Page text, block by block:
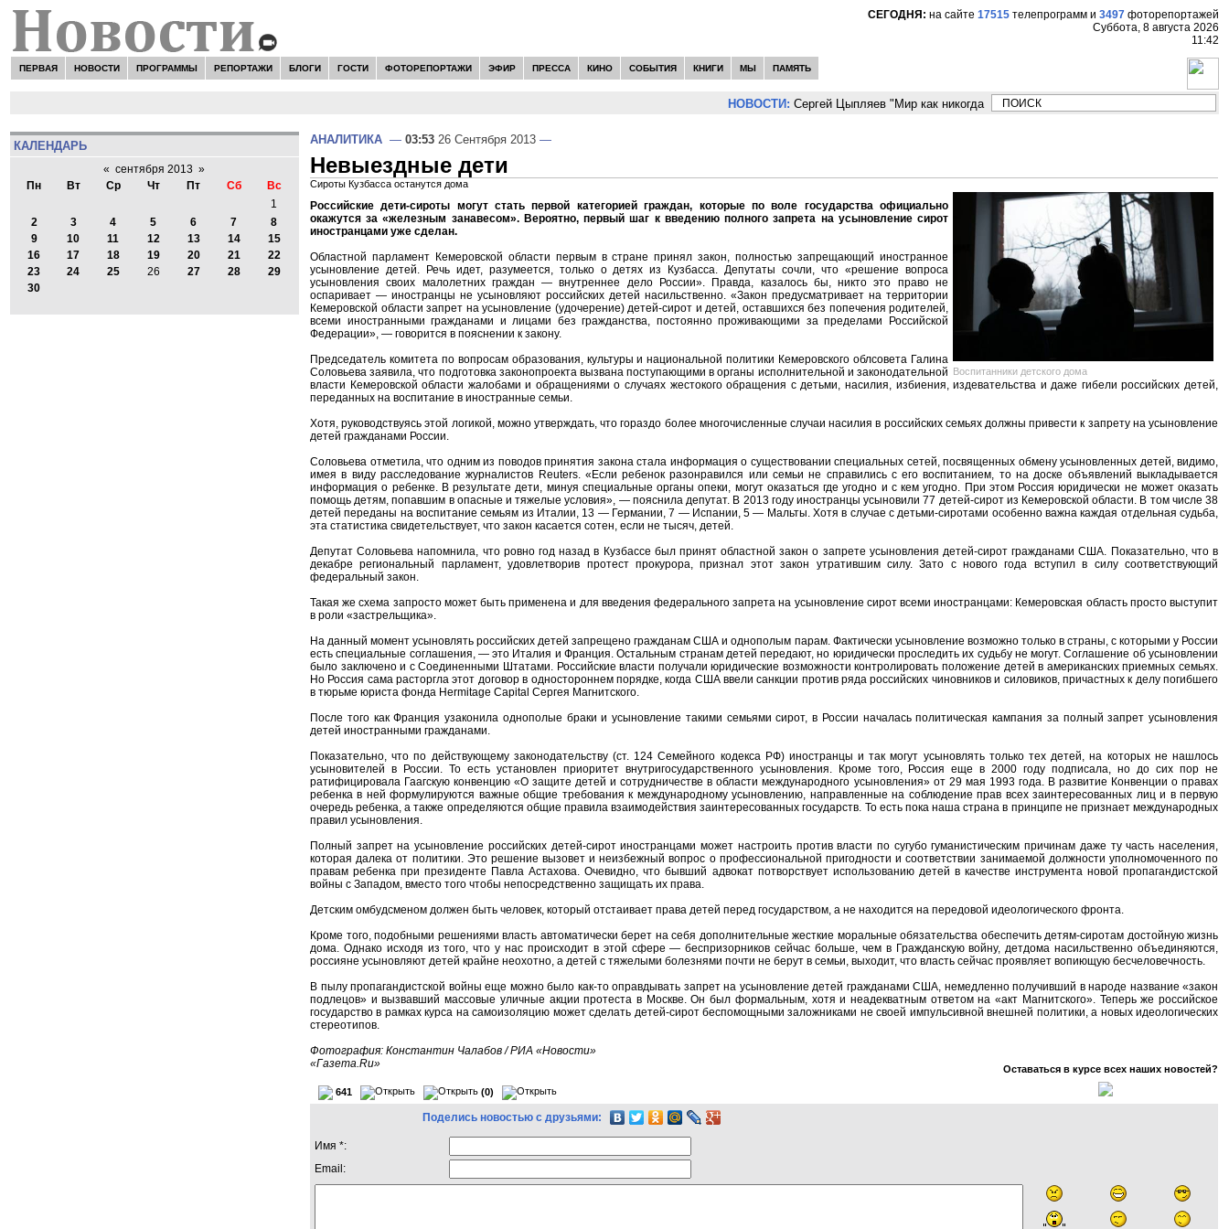
СЕГОДНЯ: на сайте 17515 телепрограмм и 3497 фоторепортажей
Суббота, 8 августа 2026
11:42
ПЕРВАЯ НОВОСТИ ПРОГРАММЫ РЕПОРТАЖИ БЛОГИ ГОСТИ ФОТОРЕПОРТАЖИ ЭФИР ПРЕССА КИНО СОБЫТИЯ КНИГИ МЫ ПАМЯТЬ
НОВОСТИ: Сергей Цыпляев "Мир как никогда близко стоит к угрозе третьей мировой
КАЛЕНДАРЬ
« сентября 2013 »
Пн
Вт Ср Чт Пт Сб
Вс
1
2
3 4 5 6 7
8
9
10 11 12 13 14
15
16
17 18 19 20 21
22
23
24 25 26 27 28
29
30
АНАЛИТИКА — 03:53 26 Сентября 2013 —
Невыездные дети
Сироты Кузбасса останутся дома
Воспитанники детского дома
Российские дети-сироты могут стать первой категорией граждан, которые по воле государства официально
окажутся за «железным занавесом». Вероятно, первый шаг к введению полного запрета на усыновление сирот
иностранцами уже сделан.
Областной парламент Кемеровской области первым в стране принял закон, полностью запрещающий иностранное
усыновление детей. Речь идет, разумеется, только о детях из Кузбасса. Депутаты сочли, что «решение вопроса
усыновления своих малолетних граждан — внутреннее дело России». Правда, казалось бы, никто это право не
оспаривает — иностранцы не усыновляют российских детей насильственно. «Закон предусматривает на территории
Кемеровской области запрет на усыновление (удочерение) детей-сирот и детей, оставшихся без попечения родителей,
всеми иностранными гражданами и лицами без гражданства, постоянно проживающими за пределами Российской
Федерации», — говорится в пояснении к закону.
Председатель комитета по вопросам образования, культуры и национальной политики Кемеровского облсовета Галина
Соловьева заявила, что подготовка законопроекта вызвана поступающими в органы исполнительной и законодательной
власти Кемеровской области жалобами и обращениями о случаях жестокого обращения с детьми, насилия, избиения, издевательства и даже гибели российских детей,
переданных на воспитание в иностранные семьи.
Хотя, руководствуясь этой логикой, можно утверждать, что гораздо более многочисленные случаи насилия в российских семьях должны привести к запрету на усыновление
детей гражданами России.
Соловьева отметила, что одним из поводов принятия закона стала информация о существовании специальных сетей, посвященных обмену усыновленных детей, видимо,
имея в виду расследование журналистов Reuters. «Если ребенок разонравился или семьи не справились с его воспитанием, то на доске объявлений выкладывается
информация о ребенке. В результате дети, минуя специальные органы опеки, могут оказаться где угодно и с кем угодно. При этом Россия юридически не может оказать
помощь детям, попавшим в опасные и тяжелые условия», — пояснила депутат. В 2013 году иностранцы усыновили 77 детей-сирот из Кемеровской области. В том числе 38
детей переданы на воспитание семьям из Италии, 13 — Германии, 7 — Испании, 5 — Мальты. Хотя в случае с детьми-сиротами особенно важна каждая отдельная судьба,
эта статистика свидетельствует, что закон касается сотен, если не тысяч, детей.
Депутат Соловьева напомнила, что ровно год назад в Кузбассе был принят областной закон о запрете усыновления детей-сирот гражданами США. Показательно, что в
декабре региональный парламент, удовлетворив протест прокурора, признал этот закон утратившим силу. Зато с нового года вступил в силу соответствующий
федеральный закон.
Такая же схема запросто может быть применена и для введения федерального запрета на усыновление сирот всеми иностранцами: Кемеровская область просто выступит
в роли «застрельщика».
На данный момент усыновлять российских детей запрещено гражданам США и однополым парам. Фактически усыновление возможно только в страны, с которыми у России
есть специальные соглашения, — это Италия и Франция. Остальным странам детей передают, но юридически проследить их судьбу не могут. Соглашение об усыновлении
было заключено и с Соединенными Штатами. Российские власти получали юридические возможности контролировать положение детей в американских приемных семьях.
Но Россия сама расторгла этот договор в одностороннем порядке, когда США ввели санкции против ряда российских чиновников и силовиков, причастных к делу погибшего
в тюрьме юриста фонда Hermitage Capital Сергея Магнитского.
После того как Франция узаконила однополые браки и усыновление такими семьями сирот, в России началась политическая кампания за полный запрет усыновления
детей иностранными гражданами.
Показательно, что по действующему законодательству (ст. 124 Семейного кодекса РФ) иностранцы и так могут усыновлять только тех детей, на которых не нашлось
усыновителей в России. То есть установлен приоритет внутригосударственного усыновления. Кроме того, Россия еще в 2000 году подписала, но до сих пор не
ратифицировала Гаагскую конвенцию «О защите детей и сотрудничестве в области международного усыновления» от 29 мая 1993 года. В развитие Конвенции о правах
ребенка в ней формулируются важные общие требования к международному усыновлению, направленные на соблюдение прав всех заинтересованных лиц и в первую
очередь ребенка, а также определяются общие правила взаимодействия заинтересованных государств. То есть пока наша страна в принципе не признает международных
правил усыновления.
Полный запрет на усыновление российских детей-сирот иностранцами может настроить против власти по сугубо гуманистическим причинам даже ту часть населения,
которая далека от политики. Это решение вызовет и неизбежный вопрос о профессиональной пригодности и соответствии занимаемой должности уполномоченного по
правам ребенка при президенте Павла Астахова. Очевидно, что бывший адвокат потворствует использованию детей в качестве инструмента новой пропагандистской
войны с Западом, вместо того чтобы непосредственно защищать их права.
Детским омбудсменом должен быть человек, который отстаивает права детей перед государством, а не находится на передовой идеологического фронта.
Кроме того, подобными решениями власть автоматически берет на себя дополнительные жесткие моральные обязательства обеспечить детям-сиротам достойную жизнь
дома. Однако исходя из того, что у нас происходит в этой сфере — беспризорников сейчас больше, чем в Гражданскую войну, детдома насильственно объединяются,
россияне усыновляют детей крайне неохотно, а детей с тяжелыми болезнями почти не берут в семьи, выходит, что власть сейчас проявляет вопиющую бесчеловечность.
В пылу пропагандистской войны еще можно было как-то оправдывать запрет на усыновление детей гражданами США, немедленно получивший в народе название «закон
подлецов» и вызвавший массовые уличные акции протеста в Москве. Он был формальным, хотя и неадекватным ответом на «акт Магнитского». Теперь же российское
государство в рамках курса на самоизоляцию может сделать детей-сирот беспомощными заложниками не своей импульсивной внешней политики, а новых идеологических
стереотипов.
Фотография: Константин Чалабов / РИА «Новости»
«Газета.Ru»
Оставаться в курсе всех наших новостей?
641 (0)
Поделись новостью с друзьями:
Имя *:
Email: